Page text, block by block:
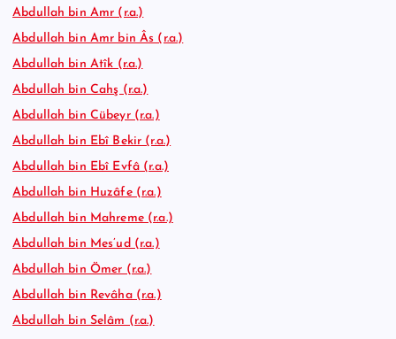
Abdullah bin Amr (r.a.)
Abdullah bin Amr bin Âs (r.a.)
Abdullah bin Atîk (r.a.)
Abdullah bin Cahş (r.a.)
Abdullah bin Cübeyr (r.a.)
Abdullah bin Ebî Bekir (r.a.)
Abdullah bin Ebî Evfâ (r.a.)
Abdullah bin Huzâfe (r.a.)
Abdullah bin Mahreme (r.a.)
Abdullah bin Mes’ud (r.a.)
Abdullah bin Ömer (r.a.)
Abdullah bin Revâha (r.a.)
Abdullah bin Selâm (r.a.)